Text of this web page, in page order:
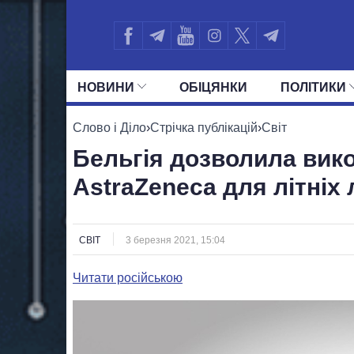
НОВИНИ ОБIЦЯНКИ ПОЛIТИКИ
УСІ ПОЛІТИКИ ПРЕЗИДЕНТ І ОФІС
Слово і Діло›Стрічка публікацій›Світ
Бельгія дозволила
AstraZeneca для
СВІТ 3 березня 2021, 15:04
Читати російською